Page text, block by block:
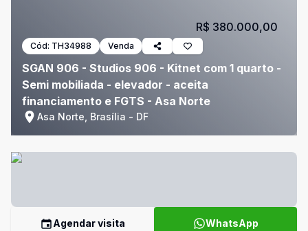
Cód: TH34988 Venda
SGAN 906 - Studios 906 - Kitnet com 1 quarto -
Semi mobiliada - elevador - aceita
financiamento e FGTS - Asa Norte
Asa Norte, Brasília - DF
R$ 380.000,00
Agendar visita WhatsApp